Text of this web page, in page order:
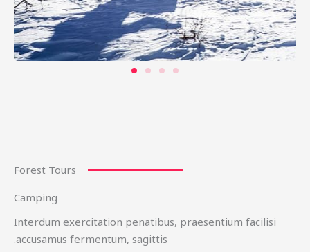
Forest Tours
Camping
Interdum exercitation penatibus, praesentium facilisi
accusamus fermentum, sagittis.